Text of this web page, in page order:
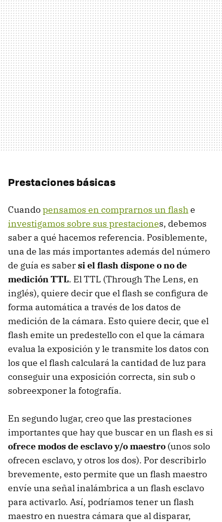
Prestaciones básicas
Cuandopensamos en comprarnos un flashe
investigamos sobre sus prestaciones, debemos
saber a qué hacemos referencia. Posiblemente,
una de las más importantes además del número
de guía es sabersi el flash dispone o no de
medición TTL. El TTL (Through The Lens, en
inglés), quiere decir que el flash se configura de
forma automática a través de los datos de
medición de la cámara. Esto quiere decir, que el
flash emite un predestello con el que la cámara
evalua la exposición y le transmite los datos con
los que el flash calculará la cantidad de luz para
conseguir una exposición correcta, sin sub o
sobreexponer la fotografía.
En segundo lugar, creo que las prestaciones
importantes que hay que buscar en un flash es si
ofrece modos de esclavo y/o maestro (unos solo
ofrecen esclavo, y otros los dos). Por describirlo
brevemente, esto permite que un flash maestro
envíe una señal inalámbrica a un flash esclavo
para activarlo. Así, podríamos tener un flash
maestro en nuestra cámara que al disparar,